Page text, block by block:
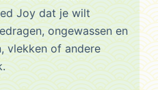
Joy dat je wilt
ongewassen en
vlekken of andere